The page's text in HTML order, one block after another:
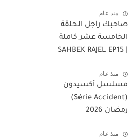
منذ عام
صاحبك راجل الحلقة
الخامسة عشر كاملة
منذ عام
مسلسل أكسيدون
(Série Accident)
رمضان 2026
منذ عام